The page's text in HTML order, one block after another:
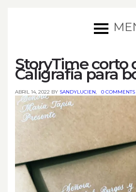
StoryTime corto
Caligrafía para
ABRIL 14, 2022 BY SANDYLUCIEN, 0 COMMENTS